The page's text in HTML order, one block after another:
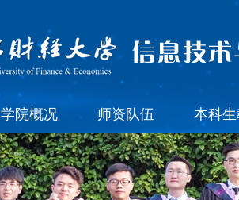
学院概况 师资队伍 本科